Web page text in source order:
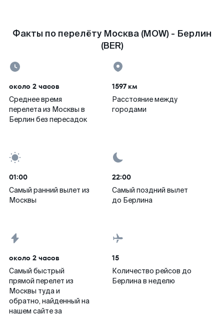
Факты по перелёту Москва (MOW) - Берлин
(BER)
около 2 часов
Среднее время
перелета из Москвы в
Берлин без пересадок
1597 км
Расстояние между
городами
01:00
Самый ранний вылет из
Москвы
22:00
Самый поздний вылет
до Берлина
около 2 часов
Самый быстрый
прямой перелет из
Москвы туда и
обратно, найденный на
нашем сайте за
15
Количество рейсов до
Берлина в неделю